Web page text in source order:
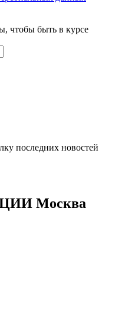
чтобы быть в курсе
последних новостей
Москва